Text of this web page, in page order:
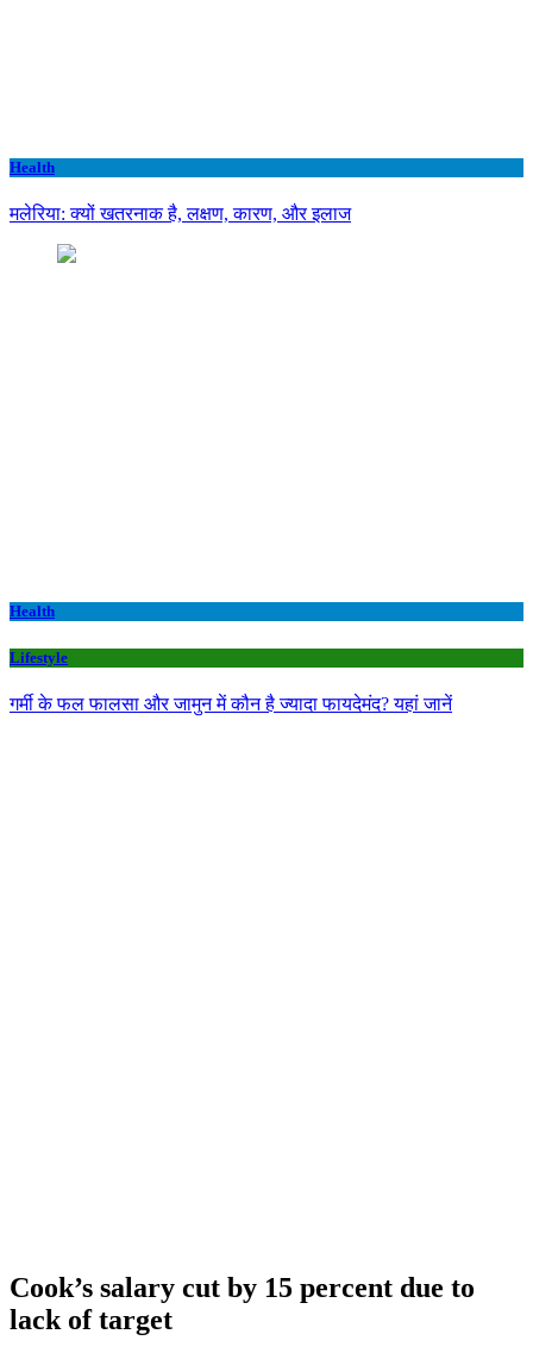
Health
मलेरिया: क्यों खतरनाक है, लक्षण, कारण, और इलाज
Health
Lifestyle
गर्मी के फल फालसा और जामुन में कौन है ज्यादा फायदेमंद? यहां जानें
Cook’s salary cut by 15 percent due to
lack of target